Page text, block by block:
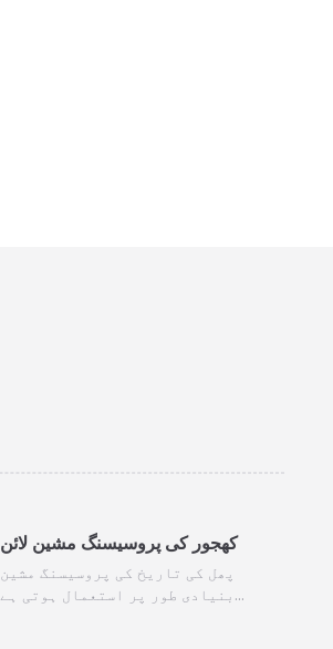
کھجور کی پروسیسنگ مشین لائن
پھل کی تاریخ کی پروسیسنگ مشین
بنیادی طور پر استعمال ہوتی ہے…